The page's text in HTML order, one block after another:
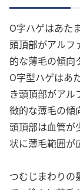
O字ハゲはあた
頭頂部がアルフ
的な薄毛の傾向
O字型ハゲはあ
き頭頂部がアル
徴的な薄毛の傾
頭頂部は血管が
状に薄毛範囲が
つむじまわりの